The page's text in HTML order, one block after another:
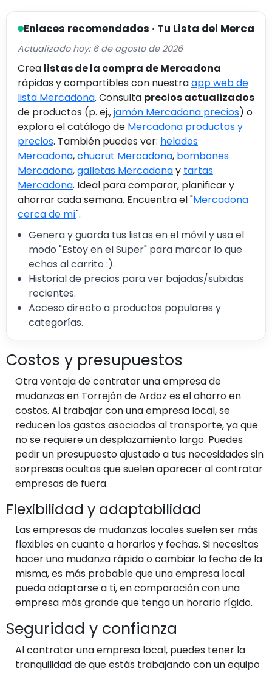
Enlaces recomendados · Tu Lista del Merca
Actualizado hoy: 6 de agosto de 2026
Crea listas de la compra de Mercadona
rápidas y compartibles con nuestraapp web de
lista Mercadona. Consulta precios actualizados
de productos (p. ej.,jamón Mercadona precios) o
explora el catálogo de Mercadona productos y
precios. También puedes ver: helados
Mercadona,chucrut Mercadona, bombones
Mercadona,galletas Mercadonay tartas
Mercadona. Ideal para comparar, planificar y
ahorrar cada semana. Encuentra el "Mercadona
cerca de mí".
Genera y guarda tus listas en el móvil y usa el
modo "Estoy en el Super" para marcar lo que
echas al carrito :).
Historial de precios para ver bajadas/subidas
recientes.
Acceso directo a productos populares y
categorías.
Costos y presupuestos
Otra ventaja de contratar una empresa de
mudanzas en Torrejón de Ardoz es el ahorro en
costos. Al trabajar con una empresa local, se
reducen los gastos asociados al transporte, ya que
no se requiere un desplazamiento largo. Puedes
pedir un presupuesto ajustado a tus necesidades sin
sorpresas ocultas que suelen aparecer al contratar
empresas de fuera.
Flexibilidad y adaptabilidad
Las empresas de mudanzas locales suelen ser más
flexibles en cuanto a horarios y fechas. Si necesitas
hacer una mudanza rápida o cambiar la fecha de la
misma, es más probable que una empresa local
pueda adaptarse a ti, en comparación con una
empresa más grande que tenga un horario rígido.
Seguridad y confianza
Al contratar una empresa local, puedes tener la
tranquilidad de que estás trabajando con un equipo